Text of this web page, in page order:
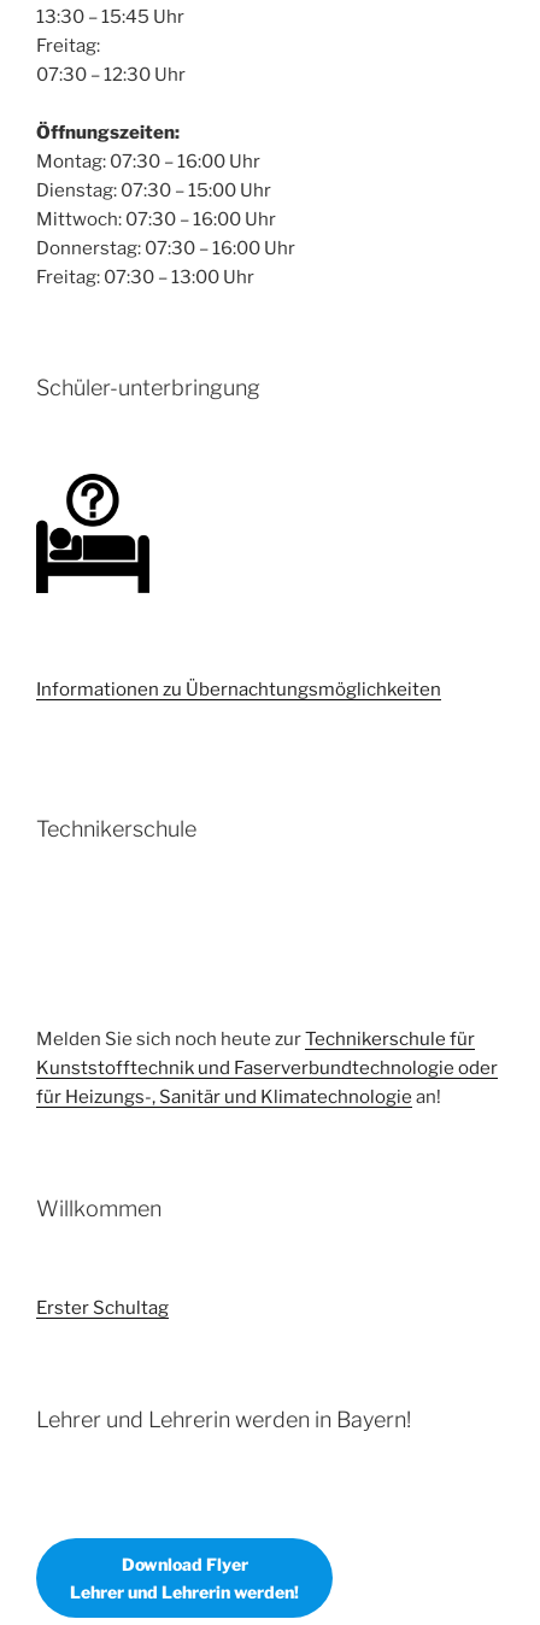
13:30 – 15:45 Uhr
Freitag:
07:30 – 12:30 Uhr
Öffnungszeiten:
Montag: 07:30 – 16:00 Uhr
Dienstag: 07:30 – 15:00 Uhr
Mittwoch: 07:30 – 16:00 Uhr
Donnerstag: 07:30 – 16:00 Uhr
Freitag: 07:30 – 13:00 Uhr
Schüler-unterbringung
Informationen zu Übernachtungsmöglichkeiten
Technikerschule
Melden Sie sich noch heute zurTechnikerschule für
Kunststofftechnik und Faserverbundtechnologie oder
für Heizungs-, Sanitär und Klimatechnologie an!
Willkommen
Erster Schultag
Lehrer und Lehrerin werden in Bayern!
Download Flyer
Lehrer und Lehrerin werden!